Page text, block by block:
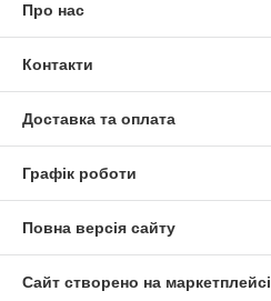
Про нас
Контакти
Доставка та оплата
Графік роботи
Повна версія сайту
Сайт створено на маркетплейсі